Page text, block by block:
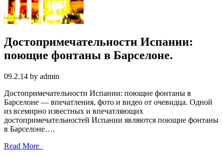
Достопримечательности Испании:
поющие фонтаны в Барселоне.
09.2.14 by admin
Достопримечательности Испании: поющие фонтаны в
Барселоне — впечатления, фото и видео от очевидца. Одной
из всемирно известных и впечатляющих
достопримечательностей Испании являются поющие фонтаны
в Барселоне….
Read More